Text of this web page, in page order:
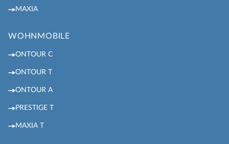
MAXIA
WOHNMOBILE
ONTOUR C
ONTOUR T
ONTOUR A
PRESTIGE T
MAXIA T